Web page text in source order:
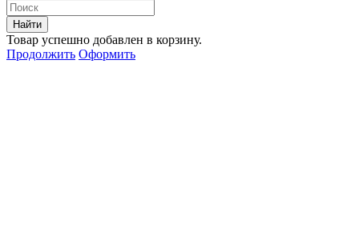
Найти
Товар успешно добавлен в корзину.
Продолжить Оформить